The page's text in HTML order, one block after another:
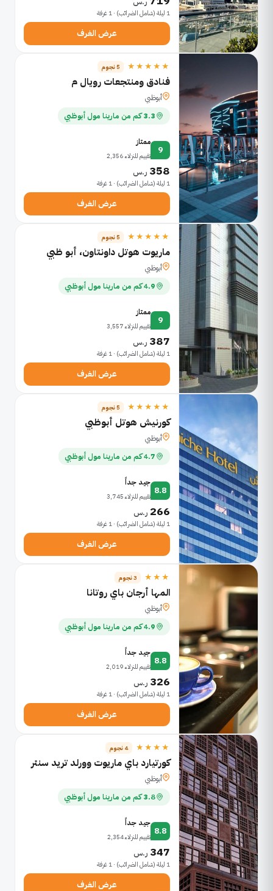
1 ليلة (شامل الضرائب) · 1 غرفة
عرض الغرف
★★★★★ 5 نجوم
فنادق ومنتجعات رويال م
أبوظبي
3.3 كم من مارينا مول أبوظبي
9
ممتاز
تقييم للنزلاء 2,356
358 ر.س
1 ليلة (شامل الضرائب) · 1 غرفة
عرض الغرف
★★★★★ 5 نجوم
ماريوت هوتل داونتاون، أبو ظبي
أبوظبي
4.9 كم من مارينا مول أبوظبي
9
ممتاز
تقييم للنزلاء 3,557
387 ر.س
1 ليلة (شامل الضرائب) · 1 غرفة
عرض الغرف
★★★★★ 5 نجوم
كورنيش هوتل أبوظبي
أبوظبي
4.7 كم من مارينا مول أبوظبي
8.8
جيد جداً
تقييم للنزلاء 3,745
266 ر.س
1 ليلة (شامل الضرائب) · 1 غرفة
عرض الغرف
★★★ 3 نجوم
المها أرجان باي روتانا
أبوظبي
4.9 كم من مارينا مول أبوظبي
8.8
جيد جداً
تقييم للنزلاء 2,019
326 ر.س
1 ليلة (شامل الضرائب) · 1 غرفة
عرض الغرف
★★★★ 4 نجوم
كورتيارد باي ماريوت وورلد تريد سنتر
أبوظبي
3.8 كم من مارينا مول أبوظبي
8.8
جيد جداً
تقييم للنزلاء 2,354
347 ر.س
1 ليلة (شامل الضرائب) · 1 غرفة
عرض الغرف